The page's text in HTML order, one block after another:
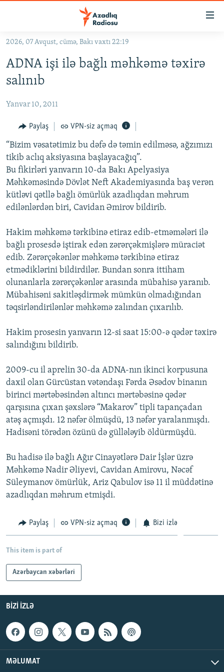
Əsas
qayıt
Əsas
qayıt
#ƏSLINDƏ
FƏRQƏ BAX
QANUNI DOĞRU
ARAŞDIRMA
MULTIMEDIA
VIDEO
İNFOQRAFIKA
KARIKATURA
RADIO ARXIV
AZƏRBAYCAN ƏDƏBIYYATI KITABXANASI
İSLAM VƏ DEMOKRATIYA
İZ - MƏDƏNIYYƏT PROQRAMI
MISSIYAMIZ
PEŞƏ ETIKASI VƏ JURNALISTIKA STANDARTLARIMIZ
MATERIALLARIMIZDAN ISTIFADƏ
AZADLIQRADIOSU MOBIL TELEFONUNUZDA
BIZIMLƏ ƏLAQƏ
BIZI IZLƏ
RFE/RL-in bütün saytları
2026, 07 Avqust, cümə, Bakı vaxtı 22:19
ADNA işi ilə bağlı məhkəmə təxirə
salınıb
Yanvar 10, 2011
Paylaş VPN-siz açmaq
“Bizim vəsatətimiz bu dəfə də təmin edilməsə, ağzımızı
tikib aclıq aksiyasına başlayacağıq”.
Bu fikirləri yanvarın 10-da Bakı Apelyasiya
Məhkəməsində Dövlət Neft Akademiyasında baş verən
kütləvi qətllə bağlı ömürlük azadlıqdan məhrum
edilənlərdən biri, Cavidan Əmirov bildirib.
Hakim məhkəmə tərkibinə etiraz edib-etməmələri ilə
bağlı prosesdə iştirak edən zərərçəkmişlərə müraciət
edib. Zərərçəkənlər məhkəmə tərkibinə etiraz
etmədiklərini bildirdilər. Bundan sonra ittiham
olunanlarla zərərçəkənlər arasında mübahisə yaranıb.
Mübahisəni sakitləşdirmək mümkün olmadığından
təqsirləndirilənlər məhkəmə zalından çıxarılıb.
Hakim prosesin yanvarın 12-si saat 15:00-ə qədər təxirə
salındığını bildirib.
2009-cu il aprelin 30-da ADNA-nın ikinci korpusuna
daxil olan Gürcüstan vətəndaşı Fərda Əsədov binanın
birinci mərtəbəsindən altıncı mərtəbəsinə qədər
qarşısına çıxan şəxslərə “Makarov” tipli tapançadan
atəş açmışdı. 12 nəfər ölmüşdü, 13 nəfər yaralanmışdı.
Hadisəni törədən özünü də güllələyib öldürmüşdü.
Bu hadisə ilə bağlı Ağır Cinayətlərə Dair İşlər üzrə
Məhkəmə Nadir Əliyevi, Cavidan Amirovu, Nəcəf
Süleymanov ömürlük, Ariz Qabulov isə 11 il müddətinə
azadlıqdan məhrum etmişdi.
Paylaş VPN-siz açmaq Bizi izlə
This item is part of
Azərbaycan xəbərləri
BIZI IZLƏ
MƏLUMAT